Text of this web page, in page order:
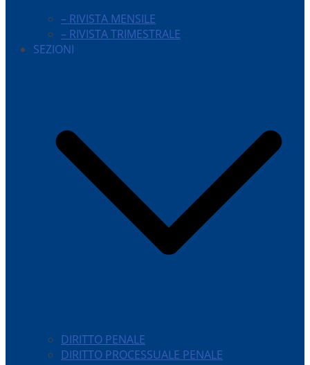
– RIVISTA MENSILE
– RIVISTA TRIMESTRALE
SEZIONI
DIRITTO PENALE
DIRITTO PROCESSUALE PENALE